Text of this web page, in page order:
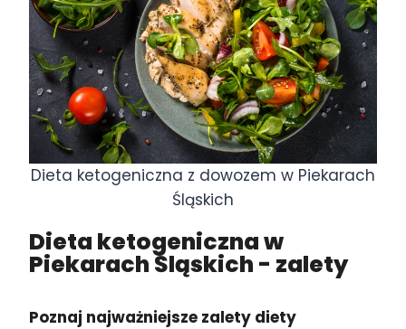
Dieta ketogeniczna z dowozem w Piekarach
Śląskich
Dieta ketogeniczna w
Piekarach Śląskich - zalety
Poznaj najważniejsze zalety diety